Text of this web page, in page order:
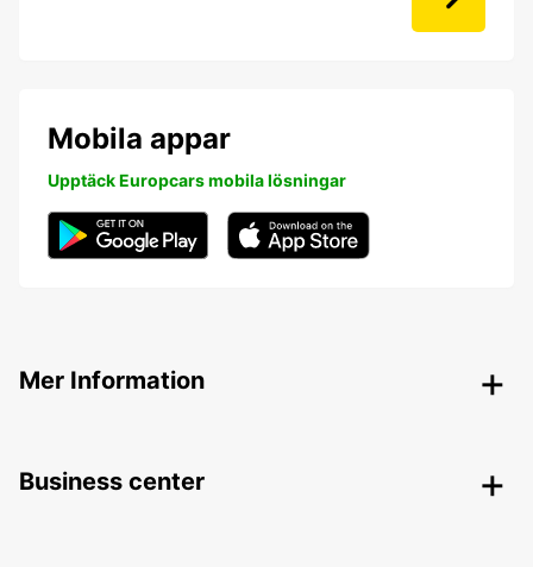
Mobila appar
Upptäck Europcars mobila lösningar
Mer Information
Business center